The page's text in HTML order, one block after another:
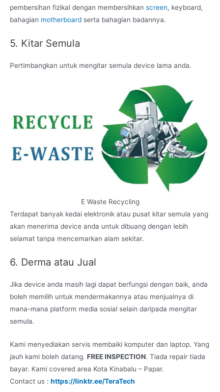
pembersihan fizikal dengan membersihkan screen, keyboard,
bahagian motherboard serta bahagian badannya.
5. Kitar Semula
Pertimbangkan untuk mengitar semula device lama anda.
E Waste Recycling
Terdapat banyak kedai elektronik atau pusat kitar semula yang
akan menerima device anda untuk dibuang dengan lebih
selamat tanpa mencemarkan alam sekitar.
6. Derma atau Jual
Jika device anda masih lagi dapat berfungsi dengan baik, anda
boleh memilih untuk mendermakannya atau menjualnya di
mana-mana platform media sosial selain daripada mengitar
semula.
Kami menyediakan servis membaiki komputer dan laptop. Yang
jauh kami boleh datang. FREE INSPECTION. Tiada repair tiada
bayar. Kami covered area Kota Kinabalu – Papar.
Contact us : https://linktr.ee/TeraTech